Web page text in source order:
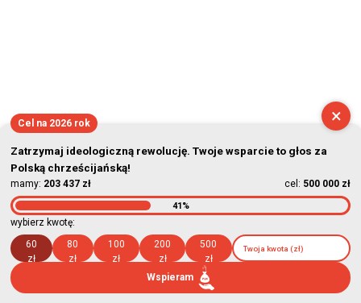
×
Cel na 2026 rok
Zatrzymaj ideologiczną rewolucję. Twoje wsparcie to głos za
Polską chrześcijańską!
mamy: 203 437 zł cel: 500 000 zł
41%
wybierz kwotę:
60
zł
80
zł
100
zł
200
zł
500
zł
Wspieram